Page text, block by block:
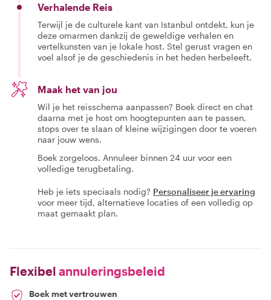
Verhalende Reis
Terwijl je de culturele kant van Istanbul ontdekt, kun je
deze omarmen dankzij de geweldige verhalen en
vertelkunsten van je lokale host. Stel gerust vragen en
voel alsof je de geschiedenis in het heden herbeleeft.
Maak het van jou
Wil je het reisschema aanpassen? Boek direct en chat
daarna met je host om hoogtepunten aan te passen,
stops over te slaan of kleine wijzigingen door te voeren
naar jouw wens.
Boek zorgeloos. Annuleer binnen 24 uur voor een
volledige terugbetaling.
Heb je iets speciaals nodig? Personaliseer je ervaring
voor meer tijd, alternatieve locaties of een volledig op
maat gemaakt plan.
Flexibel annuleringsbeleid
Boek met vertrouwen